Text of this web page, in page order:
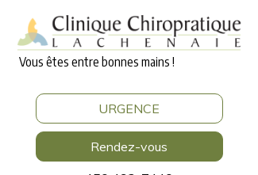
Vous êtes entre bonnes mains !
URGENCE
Rendez-vous